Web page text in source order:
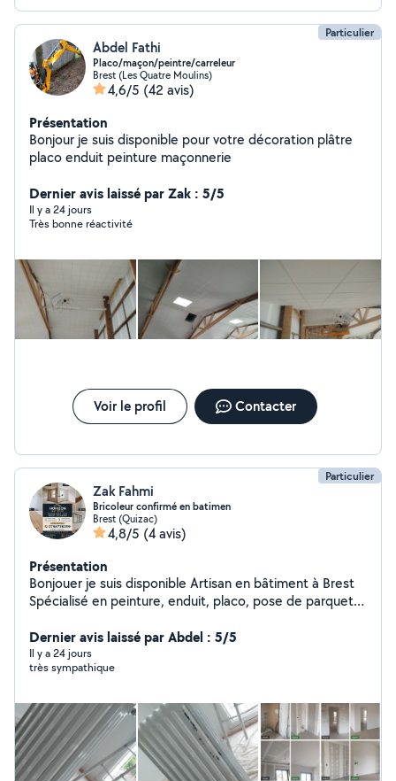
Particulier
Abdel Fathi
Placo/maçon/peintre/carreleur
Brest (Les Quatre Moulins)
4,6/5 (42 avis)
Présentation
Bonjour je suis disponible pour votre décoration plâtre
placo enduit peinture maçonnerie
Dernier avis laissé par Zak : 5/5
Il y a 24 jours
Très bonne réactivité
Voir le profil Contacter
Particulier
Zak Fahmi
Bricoleur confirmé en batimen
Brest (Quizac)
4,8/5 (4 avis)
Présentation
Bonjouer je suis disponible Artisan en bâtiment à Brest
Spécialisé en peinture, enduit, placo, pose de parquet,
soigné, devis gratuit, intervention rapide et respect des
délais. N'hésitez pas à me contacter pour tous vos
projets de rénovation.
Dernier avis laissé par Abdel : 5/5
Il y a 24 jours
très sympathique